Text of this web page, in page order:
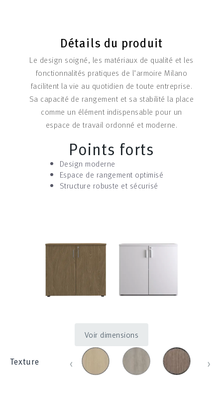
Détails du produit
Le design soigné, les matériaux de qualité et les
fonctionnalités pratiques de l’armoire Milano
facilitent la vie au quotidien de toute entreprise.
Sa capacité de rangement et sa stabilité la place
comme un élément indispensable pour un
espace de travail ordonné et moderne.
Points forts
Design moderne
Espace de rangement optimisé
Structure robuste et sécurisé
Voir dimensions
Texture
chene_431chene_blanchi_452
‹ ›